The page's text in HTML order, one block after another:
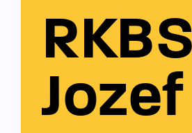
Jozef